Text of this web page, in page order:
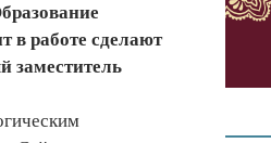
в работе сделают
заместитель